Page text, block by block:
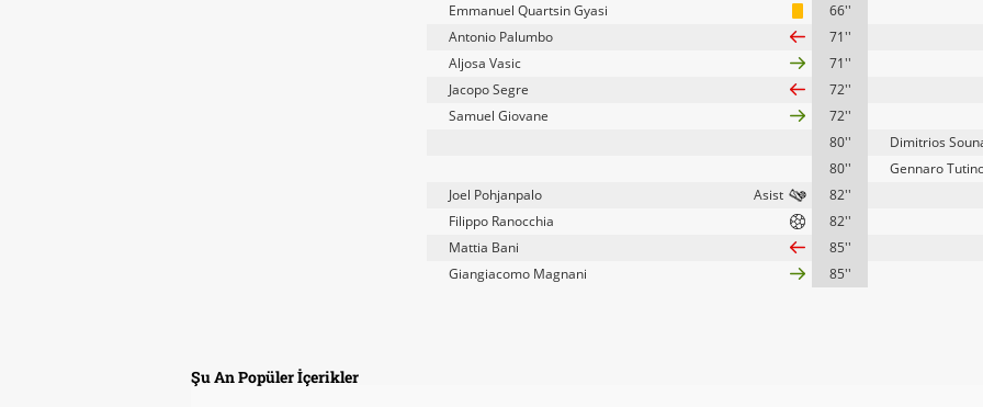
Emmanuel Quartsin Gyasi
66''
Antonio Palumbo
71''
Aljosa Vasic
71''
Jacopo Segre
72''
Samuel Giovane
72''
80''
Dimitrios
80''
Gennaro
Joel Pohjanpalo
82''
Filippo Ranocchia
82''
Mattia Bani
85''
Giangiacomo Magnani
85''
Şu An Popüler İçerikler